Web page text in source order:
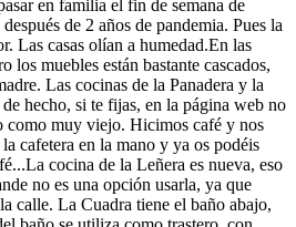
en familia el fin de semana de
de 2 años de pandemia. Pues la
Las casas olían a humedad.En las
los muebles están bastante cascados,
Las cocinas de la Panadera y la
hecho, si te fijas, en la página web no
como muy viejo. Hicimos café y nos
cafetera en la mano y ya os podéis
cocina de la Leñera es nueva, eso
no es una opción usarla, ya que
calle. La Cuadra tiene el baño abajo,